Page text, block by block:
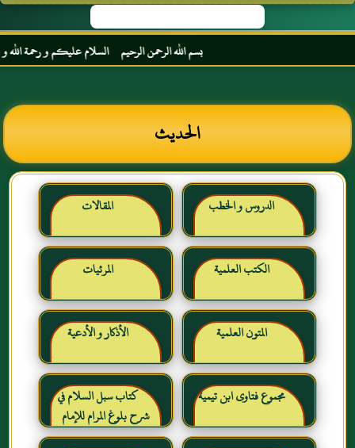
بسم الله الرحمن الرحيم السلام عليكم و رحمة الله و
الحديث
الدروس و الخطب المقالات
الكتب العلمية المرئيات
المتون العلمية الأذكار و الأدعية
مجموع فتاوى ابن تيمية
كتاب سبل السلام في
شرح بلوغ المرام للإمام
الصنعاني رحمه الله